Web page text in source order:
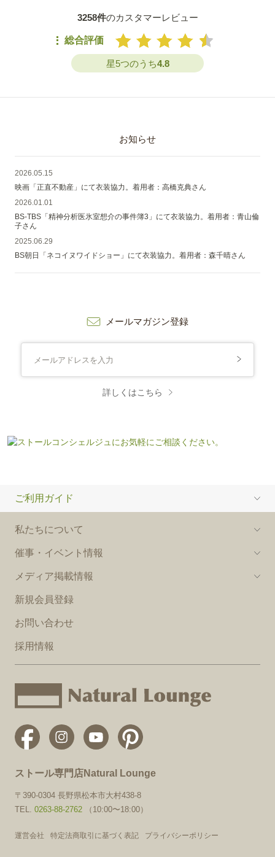
3258件のカスタマーレビュー
総合評価
星5つのうち4.8
お知らせ
2026.05.15
映画「正直不動産」にて衣装協力。着用者：高橋克典さん
2026.01.01
BS-TBS「精神分析医氷室想介の事件簿3」にて衣装協力。着用者：青山倫
子さん
2025.06.29
BS朝日「ネコイヌワイドショー」にて衣装協力。着用者：森千晴さん
メールマガジン登録
詳しくはこちら
ご利用ガイド
私たちについて
催事・イベント情報
メディア掲載情報
新規会員登録
お問い合わせ
採用情報
ストール専門店Natural Lounge
〒390-0304 長野県松本市大村438-8
TEL. 0263-88-2762（10:00〜18:00）
運営会社 特定法商取引に基づく表記 プライバシーポリシー